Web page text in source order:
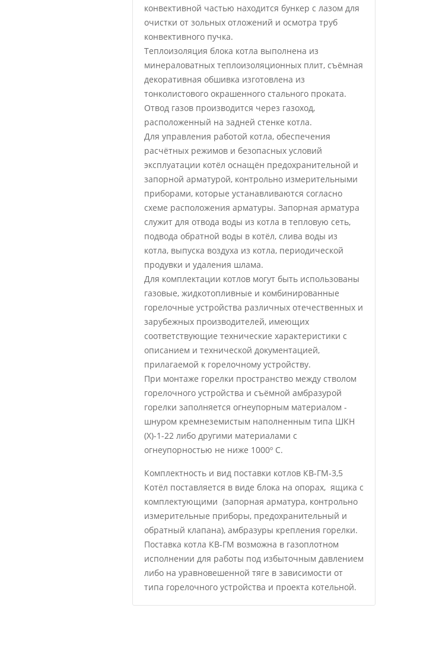
конвективной частью находится бункер с лазом для
очистки от зольных отложений и осмотра труб
конвективного пучка.
Теплоизоляция блока котла выполнена из
минераловатных теплоизоляционных плит, съёмная
декоративная обшивка изготовлена из
тонколистового окрашенного стального проката.
Отвод газов производится через газоход,
расположенный на задней стенке котла.
Для управления работой котла, обеспечения
расчётных режимов и безопасных условий
эксплуатации котёл оснащён предохранительной и
запорной арматурой, контрольно измерительными
приборами, которые устанавливаются согласно
схеме расположения арматуры. Запорная арматура
служит для отвода воды из котла в тепловую сеть,
подвода обратной воды в котёл, слива воды из
котла, выпуска воздуха из котла, периодической
продувки и удаления шлама.
Для комплектации котлов могут быть использованы
газовые, жидкотопливные и комбинированные
горелочные устройства различных отечественных и
зарубежных производителей, имеющих
соответствующие технические характеристики с
описанием и технической документацией,
прилагаемой к горелочному устройству.
При монтаже горелки пространство между стволом
горелочного устройства и съёмной амбразурой
горелки заполняется огнеупорным материалом -
шнуром кремнеземистым наполненным типа ШКН
(Х)-1-22 либо другими материалами с
огнеупорностью не ниже 1000º С.
Комплектность и вид поставки котлов КВ-ГМ-3,5
Котёл поставляется в виде блока на опорах, ящика с
комплектующими (запорная арматура, контрольно
измерительные приборы, предохранительный и
обратный клапана), амбразуры крепления горелки.
Поставка котла КВ-ГМ возможна в газоплотном
исполнении для работы под избыточным давлением
либо на уравновешенной тяге в зависимости от
типа горелочного устройства и проекта котельной.